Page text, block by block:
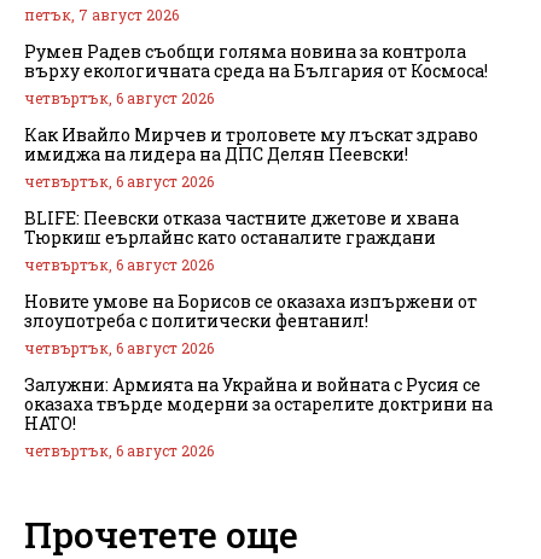
петък, 7 август 2026
Румен Радев съобщи голяма новина за контрола
върху екологичната среда на България от Космоса!
четвъртък, 6 август 2026
Как Ивайло Мирчев и троловете му лъскат здраво
имиджа на лидера на ДПС Делян Пеевски!
четвъртък, 6 август 2026
BLIFE: Пеевски отказа частните джетове и хвана
Тюркиш еърлайнс като останалите граждани
четвъртък, 6 август 2026
Новите умове на Борисов се оказаха изпържени от
злоупотреба с политически фентанил!
четвъртък, 6 август 2026
Залужни: Армията на Украйна и войната с Русия се
оказаха твърде модерни за остарелите доктрини на
НАТО!
четвъртък, 6 август 2026
Прочетете още